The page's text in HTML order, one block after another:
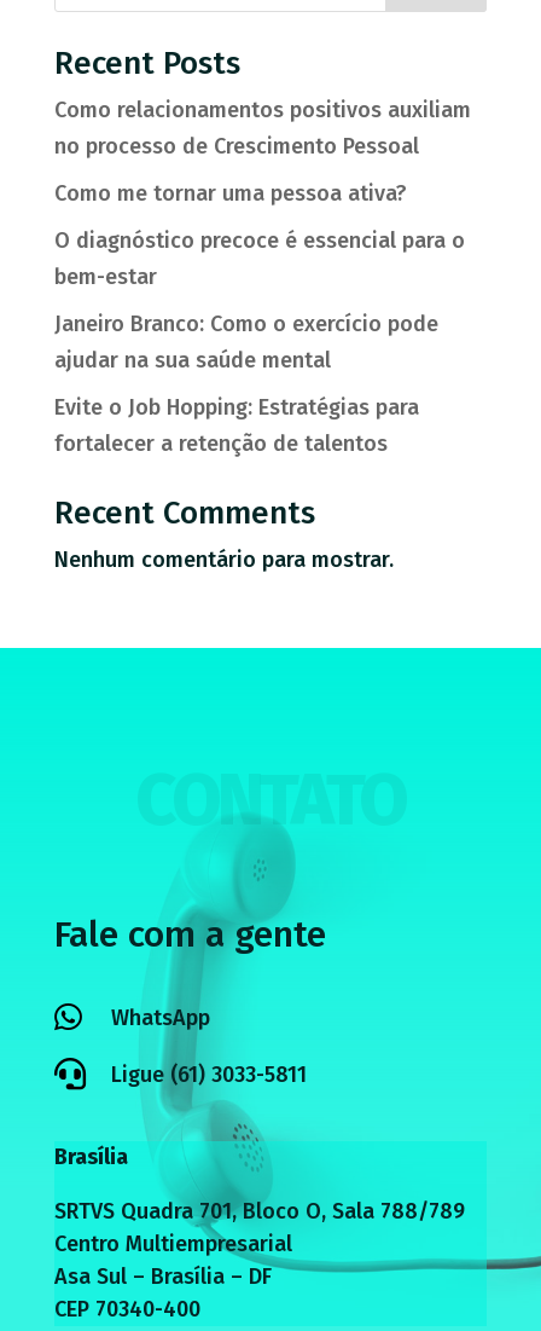
Recent Posts
Como relacionamentos positivos auxiliam
no processo de Crescimento Pessoal
Como me tornar uma pessoa ativa?
O diagnóstico precoce é essencial para o
bem-estar
Janeiro Branco: Como o exercício pode
ajudar na sua saúde mental
Evite o Job Hopping: Estratégias para
fortalecer a retenção de talentos
Recent Comments
Nenhum comentário para mostrar.
CONTATO
Fale com a gente
 WhatsApp
 Ligue (61) 3033-5811
Brasília
SRTVS Quadra 701, Bloco O, Sala 788/789
Centro Multiempresarial
Asa Sul – Brasília – DF
CEP 70340-400